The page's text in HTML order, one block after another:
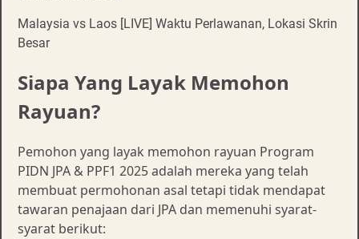
Malaysia vs Laos [LIVE] Waktu Perlawanan, Lokasi Skrin
Besar
Siapa Yang Layak Memohon
Rayuan?
Pemohon yang layak memohon rayuan Program
PIDN JPA & PPF1 2025 adalah mereka yang telah
membuat permohonan asal tetapi tidak mendapat
tawaran penajaan dari JPA dan memenuhi syarat-
syarat berikut: